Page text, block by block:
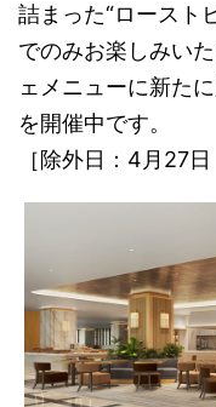
詰まった“ロースト
でのみお楽しみい
ェメニューに新た
を開催中です。
［除外日：4月27